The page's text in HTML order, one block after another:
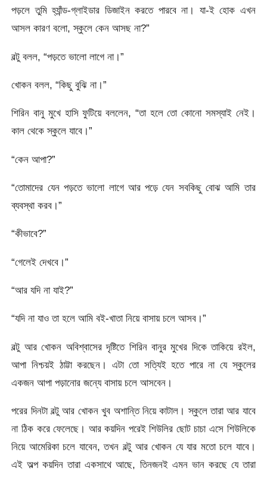
পড়লে তুমি হ্যাঁন্ড-গ্লাইডার ডিজাইন করতে পারবে না। যা-ই হোক এখন
আসল কারণ বলো, স্কুলে কেন আসছ না?”
বল্টু বলল, “পড়তে ভালো লাগে না।”
খোকন বলল, “কিছু বুঝি না।”
শিরিন বানু মুখে হাসি ফুটিয়ে বললেন, “তা হলে তো কোনো সমস্যাই নেই।
কাল থেকে স্কুলে যাবে।”
“কেন আপা?”
“তোমাদের যেন পড়তে ভালো লাগে আর পড়ে যেন সবকিছু বোঝ আমি তার
ব্যবস্থা করব।”
“কীভাবে?”
“গেলেই দেখবে।”
“আর যদি না যাই?”
“যদি না যাও তা হলে আমি বই-খাতা নিয়ে বাসায় চলে আসব।”
বল্টু আর খোকন অবিশ্বাসের দৃষ্টিতে শিরিন বানুর মুখের দিকে তাকিয়ে রইল,
আপা নিশ্চয়ই ঠাট্টা করছেন। এটা তো সত্যিই হতে পারে না যে স্কুলের
একজন আপা পড়ানোর জন্যে বাসায় চলে আসবেন।
পরের দিনটা বল্টু আর খোকন খুব অশান্তি নিয়ে কাটাল। স্কুলে তারা আর যাবে
না ঠিক করে ফেলেছে। আর কয়দিন পরেই শিউলির ছোট চাচা এসে শিউলিকে
নিয়ে আমেরিকা চলে যাবেন, তখন বল্টু আর খোকন যে যার মতো চলে যাবে।
এই অল্প কয়দিন তারা একসাথে আছে, তিনজনই এমন ভান করছে যে তারা